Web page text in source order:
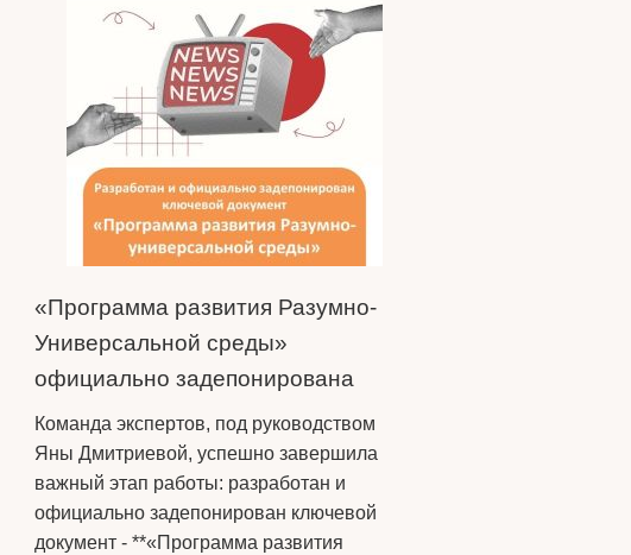
«Программа развития Разумно-
Универсальной среды»
официально задепонирована
Команда экспертов, под руководством
Яны Дмитриевой, успешно завершила
важный этап работы: разработан и
официально задепонирован ключевой
документ - **«Программа развития